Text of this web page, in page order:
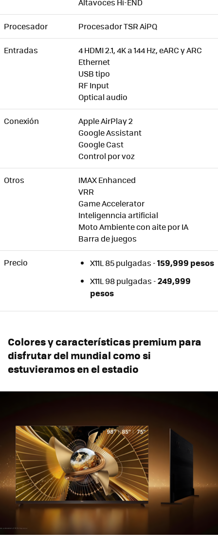
Altavoces Hi-END
Procesador Procesador TSR AiPQ
Entradas
4 HDMI 2.1, 4K a 144 Hz, eARC y ARC
Ethernet
USB tipo
RF Input
Optical audio
Conexión
Apple AirPlay 2
Google Assistant
Google Cast
Control por voz
Otros
IMAX Enhanced
VRR
Game Accelerator
Inteligenncia artificial
Moto Ambiente con aite por IA
Barra de juegos
Precio X11L 85 pulgadas -159,999 pesos
X11L 98 pulgadas -249,999
pesos
Colores y características premium para
disfrutar del mundial como si
estuvieramos en el estadio